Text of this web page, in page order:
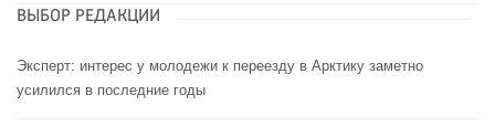
ВЫБОР РЕДАКЦИИ
Эксперт: интерес у молодежи к переезду в Арктику заметно
усилился в последние годы